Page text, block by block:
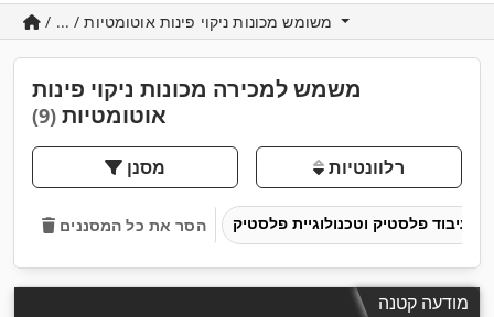
משמש למכירה מכונות ניקוי פינות
אוטומטיות (9)
מסנן רלוונטיות
הסר את כל המסננים
מודעה קטנה